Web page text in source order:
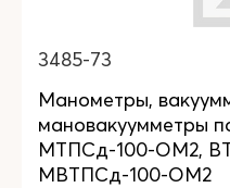
3485-73
Манометры,
мановакуумметры
МТПСд-100-ОМ2,
МВТПСд-100-ОМ2